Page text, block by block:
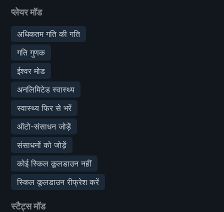
प्लेयर मॉड
अधिकतम गति की गति
गति गुणक
ईश्वर मोड
अनलिमिटेड स्वास्थ्य
स्वास्थ्य फिर से भरें
ऑटो-संसाधन जोड़ें
संसाधनों को जोड़ें
कोई स्किल कूलडाउन नहीं
स्किल कूलडाउन रीफ्रेश करें
स्टैट्स मॉड